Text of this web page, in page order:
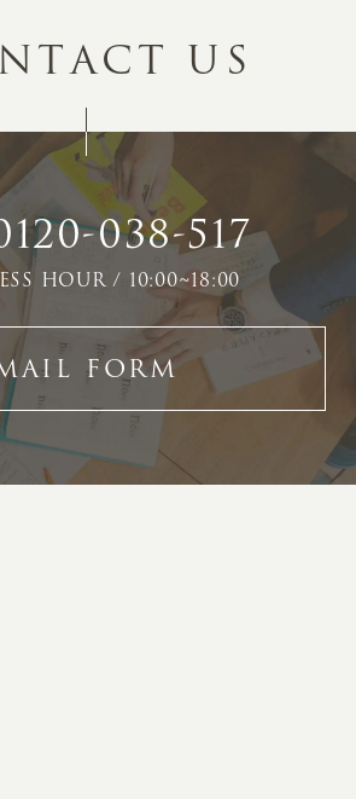
NTACT US
038-517
HOUR / 10:00~18:00
FORM